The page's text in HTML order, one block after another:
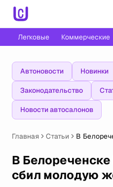
Легковые Коммерческие
Автоновости Новинки
Законодательство
Новости автосалонов
Главная Статьи
В
В
сбил молодую